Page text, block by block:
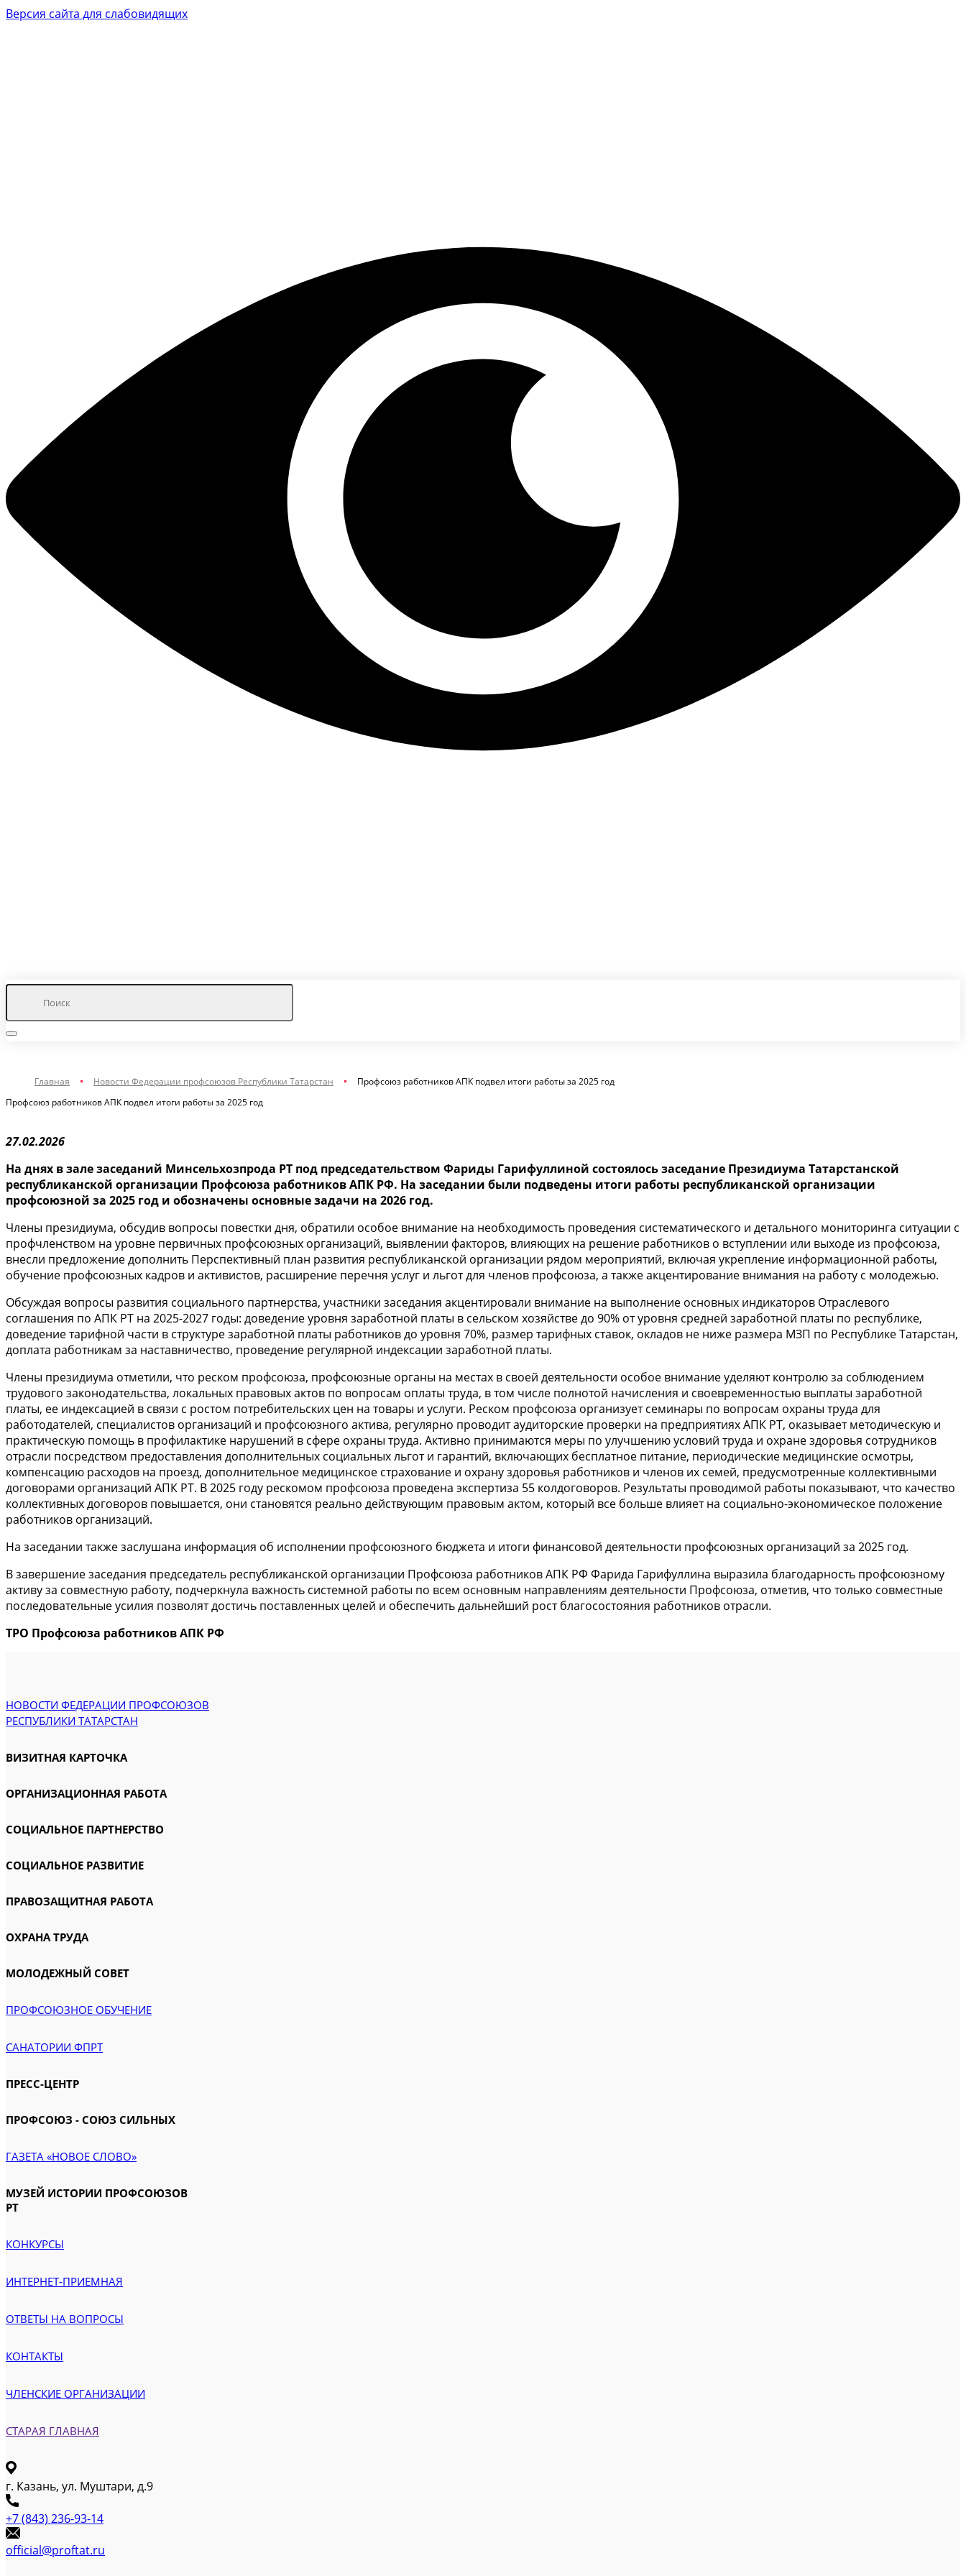
Версия сайта для слабовидящих
Главная Новости Федерации профсоюзов Республики Татарстан
Профсоюз работников АПК подвел итоги работы за 2025 год
Профсоюз работников АПК подвел итоги работы за 2025 год
27.02.2026
На днях в зале заседаний Минсельхозпрода РТ под председательством Фариды Гарифуллиной состоялось заседание Президиума Татарстанской
республиканской организации Профсоюза работников АПК РФ. На заседании были подведены итоги работы республиканской организации
профсоюзной за 2025 год и обозначены основные задачи на 2026 год.
Члены президиума, обсудив вопросы повестки дня, обратили особое внимание на необходимость проведения систематического и детального мониторинга ситуации с
профчленством на уровне первичных профсоюзных организаций, выявлении факторов, влияющих на решение работников о вступлении или выходе из профсоюза,
внесли предложение дополнить Перспективный план развития республиканской организации рядом мероприятий, включая укрепление информационной работы,
обучение профсоюзных кадров и активистов, расширение перечня услуг и льгот для членов профсоюза, а также акцентирование внимания на работу с молодежью.
Обсуждая вопросы развития социального партнерства, участники заседания акцентировали внимание на выполнение основных индикаторов Отраслевого
соглашения по АПК РТ на 2025-2027 годы: доведение уровня заработной платы в сельском хозяйстве до 90% от уровня средней заработной платы по республике,
доведение тарифной части в структуре заработной платы работников до уровня 70%, размер тарифных ставок, окладов не ниже размера МЗП по Республике Татарстан,
доплата работникам за наставничество, проведение регулярной индексации заработной платы.
Члены президиума отметили, что реском профсоюза, профсоюзные органы на местах в своей деятельности особое внимание уделяют контролю за соблюдением
трудового законодательства, локальных правовых актов по вопросам оплаты труда, в том числе полнотой начисления и своевременностью выплаты заработной
платы, ее индексацией в связи с ростом потребительских цен на товары и услуги. Реском профсоюза организует семинары по вопросам охраны труда для
работодателей, специалистов организаций и профсоюзного актива, регулярно проводит аудиторские проверки на предприятиях АПК РТ, оказывает методическую и
практическую помощь в профилактике нарушений в сфере охраны труда. Активно принимаются меры по улучшению условий труда и охране здоровья сотрудников
отрасли посредством предоставления дополнительных социальных льгот и гарантий, включающих бесплатное питание, периодические медицинские осмотры,
компенсацию расходов на проезд, дополнительное медицинское страхование и охрану здоровья работников и членов их семей, предусмотренные коллективными
договорами организаций АПК РТ. В 2025 году рескомом профсоюза проведена экспертиза 55 колдоговоров. Результаты проводимой работы показывают, что качество
коллективных договоров повышается, они становятся реально действующим правовым актом, который все больше влияет на социально-экономическое положение
работников организаций.
На заседании также заслушана информация об исполнении профсоюзного бюджета и итоги финансовой деятельности профсоюзных организаций за 2025 год.
В завершение заседания председатель республиканской организации Профсоюза работников АПК РФ Фарида Гарифуллина выразила благодарность профсоюзному
активу за совместную работу, подчеркнула важность системной работы по всем основным направлениям деятельности Профсоюза, отметив, что только совместные
последовательные усилия позволят достичь поставленных целей и обеспечить дальнейший рост благосостояния работников отрасли.
ТРО Профсоюза работников АПК РФ
НОВОСТИ ФЕДЕРАЦИИ ПРОФСОЮЗОВ
РЕСПУБЛИКИ ТАТАРСТАН
ВИЗИТНАЯ КАРТОЧКА
ОРГАНИЗАЦИОННАЯ РАБОТА
СОЦИАЛЬНОЕ ПАРТНЕРСТВО
СОЦИАЛЬНОЕ РАЗВИТИЕ
ПРАВОЗАЩИТНАЯ РАБОТА
ОХРАНА ТРУДА
МОЛОДЕЖНЫЙ СОВЕТ
ПРОФСОЮЗНОЕ ОБУЧЕНИЕ
САНАТОРИИ ФПРТ
ПРЕСС-ЦЕНТР
ПРОФСОЮЗ - СОЮЗ СИЛЬНЫХ
ГАЗЕТА «НОВОЕ СЛОВО»
МУЗЕЙ ИСТОРИИ ПРОФСОЮЗОВ
РТ
КОНКУРСЫ
ИНТЕРНЕТ-ПРИЕМНАЯ
ОТВЕТЫ НА ВОПРОСЫ
КОНТАКТЫ
ЧЛЕНСКИЕ ОРГАНИЗАЦИИ
СТАРАЯ ГЛАВНАЯ
г. Казань, ул. Муштари, д.9
+7 (843) 236-93-14
official@proftat.ru